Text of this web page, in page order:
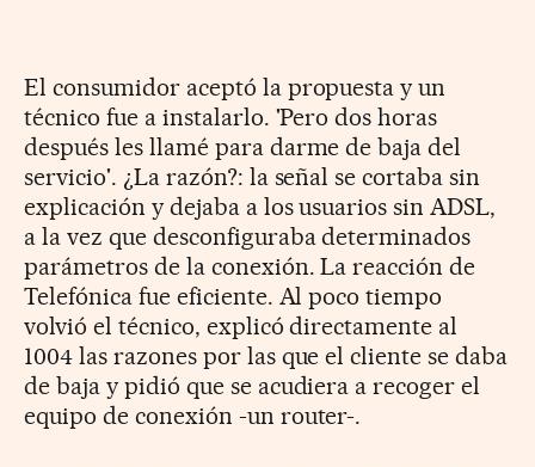
El consumidor aceptó la propuesta y un
técnico fue a instalarlo. 'Pero dos horas
después les llamé para darme de baja del
servicio'. ¿La razón?: la señal se cortaba sin
explicación y dejaba a los usuarios sin ADSL,
a la vez que desconfiguraba determinados
parámetros de la conexión. La reacción de
Telefónica fue eficiente. Al poco tiempo
volvió el técnico, explicó directamente al
1004 las razones por las que el cliente se daba
de baja y pidió que se acudiera a recoger el
equipo de conexión -un router-.